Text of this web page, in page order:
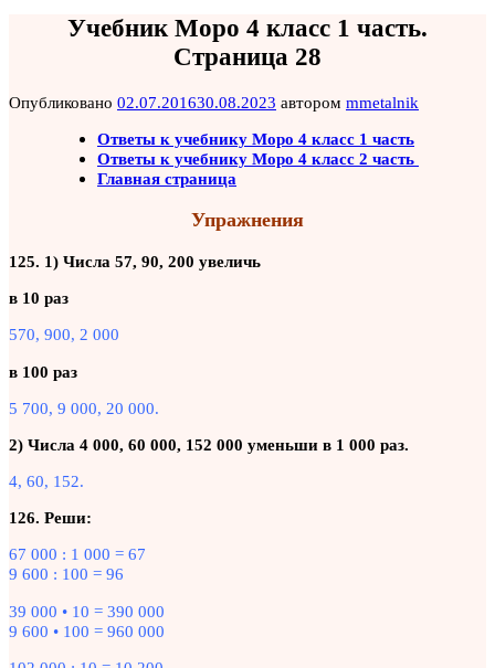
Учебник Моро 4 класс 1 часть.
Страница 28
Опубликовано 02.07.201630.08.2023 автором mmetalnik
Ответы к учебнику Моро 4 класс 1 часть
Ответы к учебнику Моро 4 класс 2 часть
Главная страница
Упражнения
125. 1) Числа 57, 90, 200 увеличь
в 10 раз
570, 900, 2 000
в 100 раз
5 700, 9 000, 20 000.
2) Числа 4 000, 60 000, 152 000 уменьши в 1 000 раз.
4, 60, 152.
126. Реши:
67 000 : 1 000 = 67
9 600 : 100 = 96
39 000 • 10 = 390 000
9 600 • 100 = 960 000